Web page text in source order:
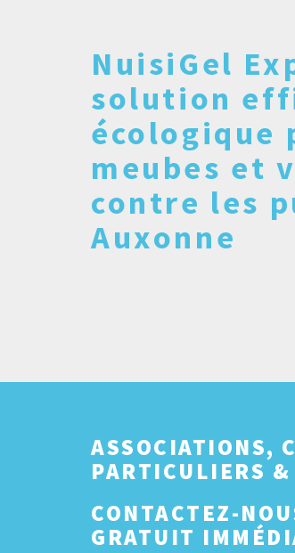
NuisiGel
solution
écologique
meubes et
contre les
Auxonne
ASSOCIATIONS,
PARTICULIERS
CONTACTEZ-
GRATUIT